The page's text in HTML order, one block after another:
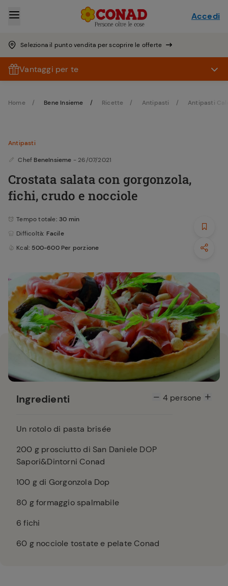
Seleziona il punto vendita per scoprire le offerte
Accedi
Vantaggi per te
Home Bene Insieme Ricette Antipasti Antipasti
Antipasti
Chef BeneInsieme - 26/07/2021
Crostata salata con gorgonzola,
fichi, crudo e nocciole
Tempo totale: 30 min
Difficoltà: Facile
Kcal: 500-600 Per porzione
Ingredienti 4persone
Un rotolo di pasta brisée
200 g prosciutto di San Daniele DOP
Sapori&Dintorni Conad
100 g di Gorgonzola Dop
80 g formaggio spalmabile
6 fichi
60 g nocciole tostate e pelate Conad